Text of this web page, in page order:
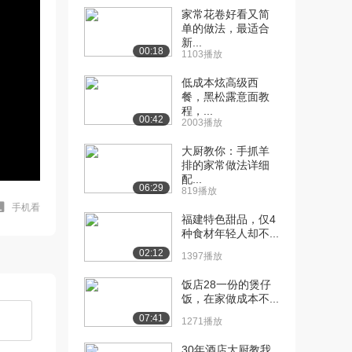
手机看
00:18
家常花卷好看又简
单的做法，最适合
新...
1103播放
00:42
低成本炫高级西
餐，黑松露意面教
程，...
2003播放
06:29
大厨教你：手抓羊
排的家常做法详细
配...
819播放
02:12
福建特色甜品，仅4
种食材年轻人却不...
1397播放
07:41
饭店28一份的煲仔
饭，在家做成本不...
1271播放